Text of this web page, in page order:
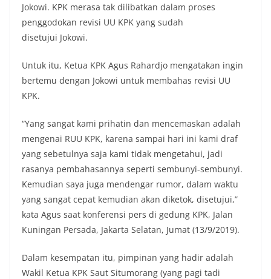
Jokowi. KPK merasa tak dilibatkan dalam proses
penggodokan revisi UU KPK yang sudah
disetujui Jokowi.
Untuk itu, Ketua KPK Agus Rahardjo mengatakan ingin
bertemu dengan Jokowi untuk membahas revisi UU
KPK.
“Yang sangat kami prihatin dan mencemaskan adalah
mengenai RUU KPK, karena sampai hari ini kami draf
yang sebetulnya saja kami tidak mengetahui, jadi
rasanya pembahasannya seperti sembunyi-sembunyi.
Kemudian saya juga mendengar rumor, dalam waktu
yang sangat cepat kemudian akan diketok, disetujui,”
kata Agus saat konferensi pers di gedung KPK, Jalan
Kuningan Persada, Jakarta Selatan, Jumat (13/9/2019).
Dalam kesempatan itu, pimpinan yang hadir adalah
Wakil Ketua KPK Saut Situmorang (yang pagi tadi